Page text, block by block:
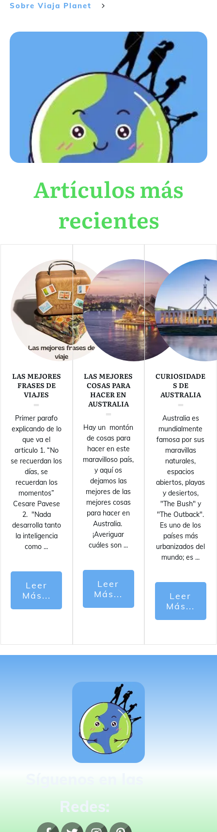
Sobre Viaja Planet
Artículos más
recientes
LAS MEJORES
FRASES DE
VIAJES
Primer parafo
explicando de lo
que va el
articulo 1. “No
se recuerdan los
días, se
recuerdan los
momentos”
Cesare Pavese
2. "Nada
desarrolla tanto
la inteligencia
como ...
Leer
Más...
LAS MEJORES
COSAS PARA
HACER EN
AUSTRALIA
Hay un montón
de cosas para
hacer en este
maravilloso país,
y aquí os
dejamos las
mejores de las
mejores cosas
para hacer en
Australia.
¡Averiguar
cuáles son ...
Leer
Más...
CURIOSIDADE
S DE
AUSTRALIA
Australia es
mundialmente
famosa por sus
maravillas
naturales,
espacios
abiertos, playas
y desiertos,
"The Bush" y
"The Outback".
Es uno de los
países más
urbanizados del
mundo; es ...
Leer
Más...
Redes: